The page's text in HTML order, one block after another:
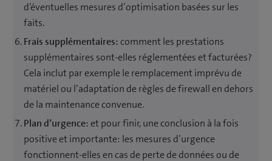
d’éventuelles mesures d’optimisation basées sur les
faits.
Frais supplémentaires:comment les prestations
supplémentaires sont-elles réglementées et facturées?
Cela inclut par exemple le remplacement imprévu de
matériel ou l’adaptation de règles de firewall en dehors
de la maintenance convenue.
Plan d’urgence:et pour finir, une conclusion à la fois
positive et importante: les mesures d’urgence
fonctionnent-elles en cas de perte de données ou de